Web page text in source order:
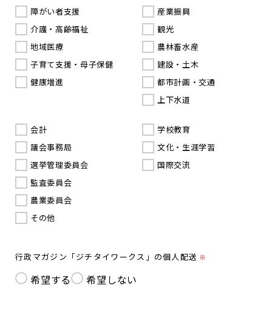
障がい者支援
介護・高齢福祉
地域医療
子育て支援・母子保健
健康増進
産業振興
観光
農林畜水産
建設・土木
都市計画・交通
上下水道
会計
議会事務局
選挙管理委員会
監査委員会
農業委員会
その他
学校教育
文化・生涯学習
国際交流
行政マガジン「ジチタイワークス」の個人配送 ※
希望する 希望しない